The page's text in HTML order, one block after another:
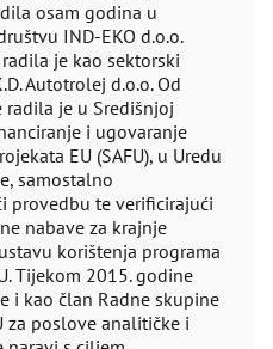
osam godina u
IND-EKO d.o.o.
je kao sektorski
Autotrolej d.o.o. Od
radila je u Središnjoj
i ugovaranje
EU (SAFU), u Uredu
samostalno
provedbu te verificirajući
nabave za krajnje
korištenja programa
Tijekom 2015. godine
i kao član Radne skupine
za poslove analitičke i